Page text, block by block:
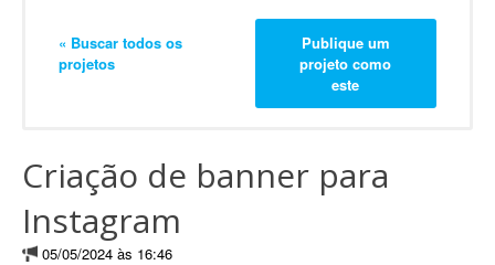
« Buscar todos os
projetos
Publique um
projeto como
este
Criação de banner para
Instagram
05/05/2024 às 16:46